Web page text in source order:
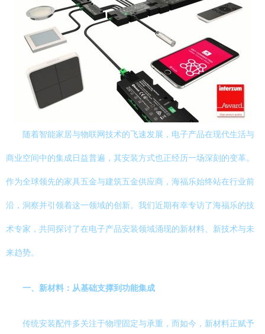
随着智能家居与物联网技术的飞速发展，电子产品在现代生活与
商业空间中的集成日益普遍，其安装方式也正经历一场深刻的变革。
作为全球领先的家具五金与建筑五金供应商，海福乐始终站在行业前
沿，洞察并引领着这一领域的创新。我们近期有幸专访了海福乐的技
术专家，共同探讨了在电子产品安装领域涌现的新材料、新技术与未
来趋势。
一、新材料：从基础支撑到功能集成
传统安装配件多关注于物理固定与承重，而如今，新材料正赋予